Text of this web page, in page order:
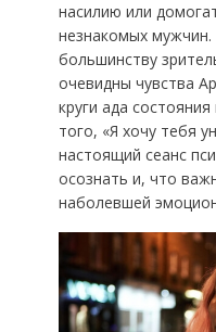
насилию или
незнакомых
большинству
очевидны чувства
круги ада
того, «Я хочу тебя
настоящий сеанс
осознать и, что
наболевшей